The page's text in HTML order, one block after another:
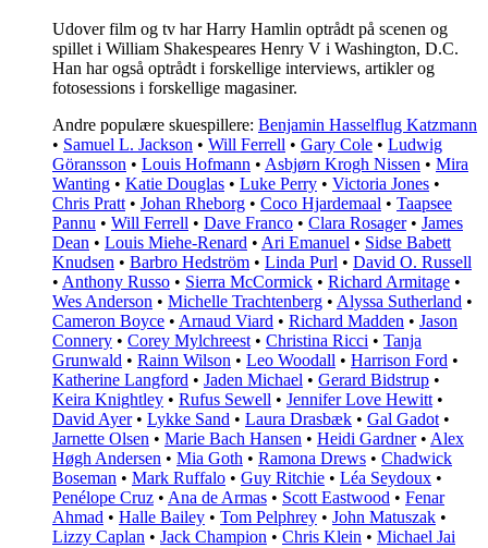
Udover film og tv har Harry Hamlin optrådt på scenen og
spillet i William Shakespeares Henry V i Washington, D.C.
Han har også optrådt i forskellige interviews, artikler og
fotosessions i forskellige magasiner.
Andre populære skuespillere: Benjamin Hasselflug Katzmann
• Samuel L. Jackson • Will Ferrell • Gary Cole • Ludwig
Göransson • Louis Hofmann • Asbjørn Krogh Nissen • Mira
Wanting • Katie Douglas • Luke Perry • Victoria Jones •
Chris Pratt • Johan Rheborg • Coco Hjardemaal • Taapsee
Pannu • Will Ferrell • Dave Franco • Clara Rosager• James
Dean • Louis Miehe-Renard • Ari Emanuel • Sidse Babett
Knudsen • Barbro Hedström • Linda Purl • David O. Russell
• Anthony Russo • Sierra McCormick • Richard Armitage •
Wes Anderson • Michelle Trachtenberg • Alyssa Sutherland •
Cameron Boyce • Arnaud Viard • Richard Madden • Jason
Connery • Corey Mylchreest • Christina Ricci • Tanja
Grunwald • Rainn Wilson • Leo Woodall • Harrison Ford •
Katherine Langford • Jaden Michael • Gerard Bidstrup •
Keira Knightley • Rufus Sewell • Jennifer Love Hewitt •
David Ayer• Lykke Sand • Laura Drasbæk • Gal Gadot •
Jarnette Olsen • Marie Bach Hansen • Heidi Gardner• Alex
Høgh Andersen • Mia Goth • Ramona Drews • Chadwick
Boseman • Mark Ruffalo • Guy Ritchie • Léa Seydoux •
Penélope Cruz • Ana de Armas • Scott Eastwood • Fenar
Ahmad • Halle Bailey • Tom Pelphrey • John Matuszak •
Lizzy Caplan • Jack Champion • Chris Klein • Michael Jai